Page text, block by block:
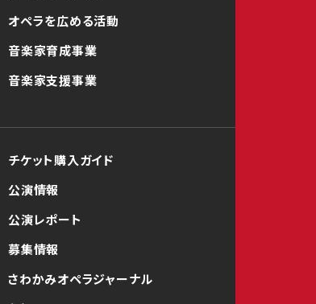
オペラを広める活動
音楽家育成事業
音楽家支援事業
チケット購入ガイド
公演情報
公演レポート
募集情報
さわかみオペラジャーナル